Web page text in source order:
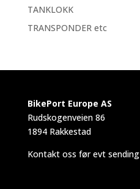
TANKLOKK
TRANSPONDER etc
BikePort Europe AS
Rudskogenveien 86
1894 Rakkestad
Kontakt oss før evt sending